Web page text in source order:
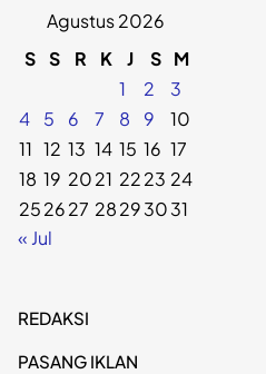
Agustus 2026
S S R K J S M
1
2
3
4
5 6 7 8 9
10
11 12 13 14 15 16 17
18 19 2021 2223 24
252627 28293031
« Jul
REDAKSI
PASANG IKLAN